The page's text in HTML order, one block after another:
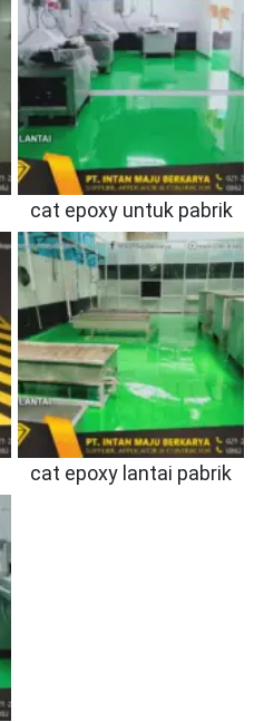
cat epoxy untuk pabrik
cat epoxy lantai pabrik